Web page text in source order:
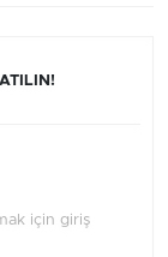
için giriş